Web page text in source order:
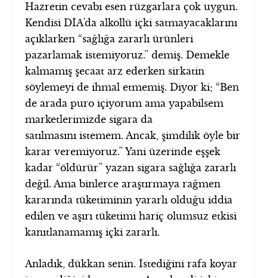
Hazretin cevabı esen rüzgarlara çok uygun.
Kendisi DİA’da alkollü içki satmayacaklarını
açıklarken “sağlığa zararlı ürünleri
pazarlamak istemiyoruz.” demiş. Demekle
kalmamış şecaat arz ederken sirkatin
söylemeyi de ihmal etmemiş. Diyor ki; “Ben
de arada puro içiyorum ama yapabilsem
marketlerimizde sigara da
satılmasını istemem. Ancak, şimdilik öyle bir
karar veremiyoruz.” Yani üzerinde eşşek
kadar “öldürür” yazan sigara sağlığa zararlı
değil. Ama binlerce araştırmaya rağmen
kararında tüketiminin yararlı olduğu iddia
edilen ve aşırı tüketimi hariç olumsuz etkisi
kanıtlanamamış içki zararlı.
Anladık, dükkan senin. İstediğini rafa koyar